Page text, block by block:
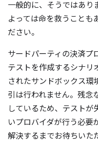
一般的に、そうではあり
よっては命を救うことも
ださい。
サードパーティの決済プ
テストを作成するシナリ
されたサンドボックス環
引は行われません。残念
しているため、テストが
いプロバイダが行う必要
解決するまでお待ちいた